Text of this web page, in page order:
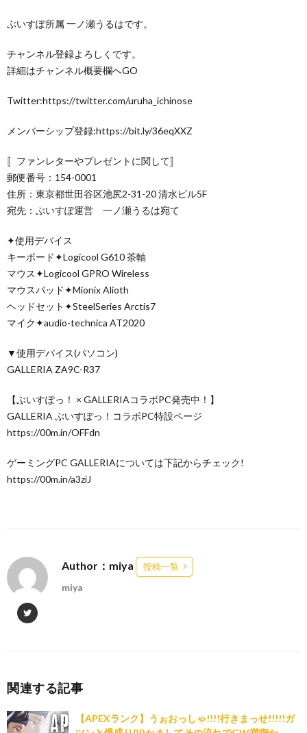
ぶいすぽ所属 一ノ瀬うるはです。
チャンネル登録よろしくです。
詳細はチャンネル概要欄へGO
Twitter:https://twitter.com/uruha_ichinose
メンバーシップ登録:https://bit.ly/36eqXXZ
〚ファンレターやプレゼントに関して〛
郵便番号：154-0001
住所：東京都世田谷区池尻2-31-20 清水ビル5F
宛先：ぶいすぽ運営 一ノ瀬うるは宛て
✦使用デバイス
キーボード✦Logicool G610 茶軸
マウス✦Logicool GPRO Wireless
マウスパッド✦Mionix Alioth
ヘッドセット✦SteelSeries Arctis7
マイク✦audio-technica AT2020
▼使用デバイス(パソコン)
GALLERIA ZA9C-R37
【ぶいすぽっ！ × GALLERIAコラボPC発売中！】
GALLERIA ぶいすぽっ！コラボPC特設ページ
https://00m.in/OFFdn
ゲーミングPC GALLERIAについては下記からチェック!
https://00m.in/a3ziJ
Author：miya 投稿一覧
miya
関連する記事
【APEXランク】うぉおっしゃ!!!!行きまっせ!!!!!ガ